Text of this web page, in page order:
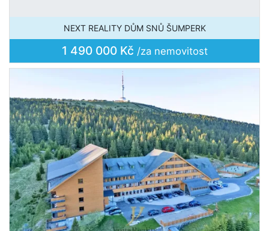
NEXT REALITY DŮM SNŮ ŠUMPERK
1 490 000 Kč /za nemovitost